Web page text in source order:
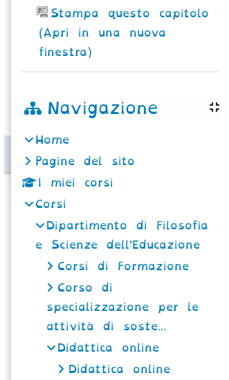
Stampa questo capitolo
(Apri in una nuova
finestra)
Navigazione
Home
Pagine del sito
I miei corsi
Corsi
Dipartimento di Filosofia
e Scienze dell'Educazione
Corsi di Formazione
Corso di
specializzazione per le
attività di soste...
Didattica online
Didattica online